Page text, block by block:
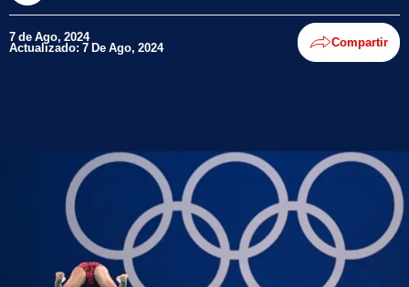
7 de Ago, 2024
Actualizado: 7 De Ago, 2024 Compartir